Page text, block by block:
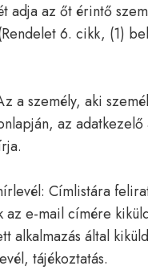
adja az őt érintő
6. cikk, (1)
a személy, aki
az
Címlistára
az e-mail címére
alkalmazás által
tájékoztatás.